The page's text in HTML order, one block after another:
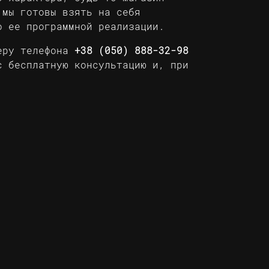
готовы взять на себя
программной реализации.
телефона +38 (050) 888-32-98
консультацию и, при